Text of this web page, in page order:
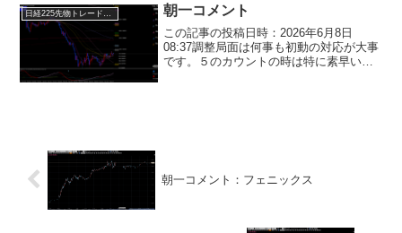
売りが...
朝一コメント
この記事の投稿日時：2026年6月8日
08:37調整局面は何事も初動の対応が大事
です。５のカウントの時は特に素早い行
朝一コメント：フェニックス